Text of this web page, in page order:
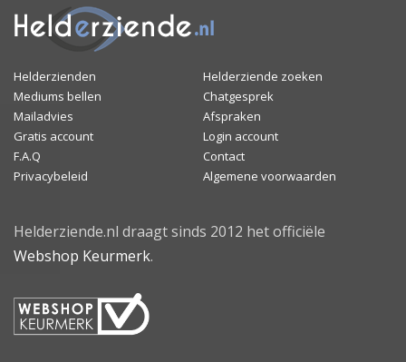
Helderzienden
Helderziende zoeken
Mediums bellen
Chatgesprek
Mailadvies
Afspraken
Gratis account
Login account
F.A.Q
Contact
Privacybeleid
Algemene voorwaarden
Helderziende.nl draagt sinds 2012 het officiële
Webshop Keurmerk.